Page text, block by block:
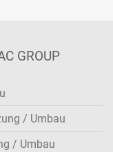
GROUP
/ Umbau
/ Umbau